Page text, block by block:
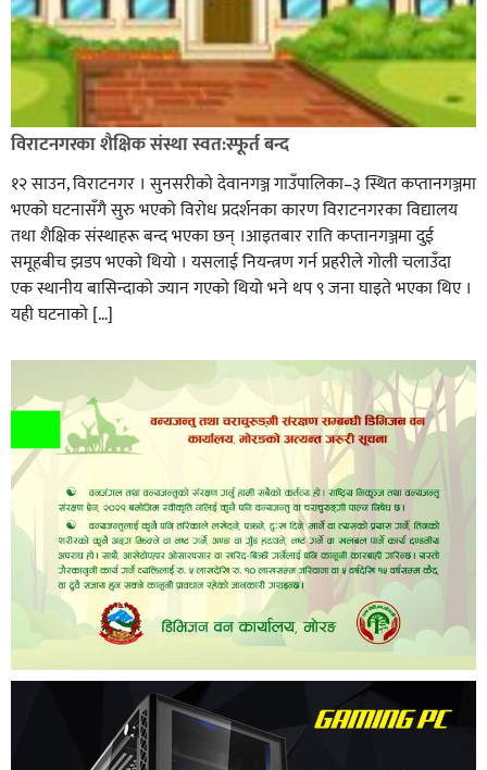
विराटनगरका शैक्षिक संस्था स्वत:स्फूर्त बन्द
१२ साउन, विराटनगर । सुनसरीको देवानगञ्ज गाउँपालिका–३ स्थित कप्तानगञ्जमा
भएको घटनासँगै सुरु भएको विरोध प्रदर्शनका कारण विराटनगरका विद्यालय
तथा शैक्षिक संस्थाहरू बन्द भएका छन् ।आइतबार राति कप्तानगञ्जमा दुई
समूहबीच झडप भएको थियो । यसलाई नियन्त्रण गर्न प्रहरीले गोली चलाउँदा
एक स्थानीय बासिन्दाको ज्यान गएको थियो भने थप ९ जना घाइते भएका थिए ।
यही घटनाको […]